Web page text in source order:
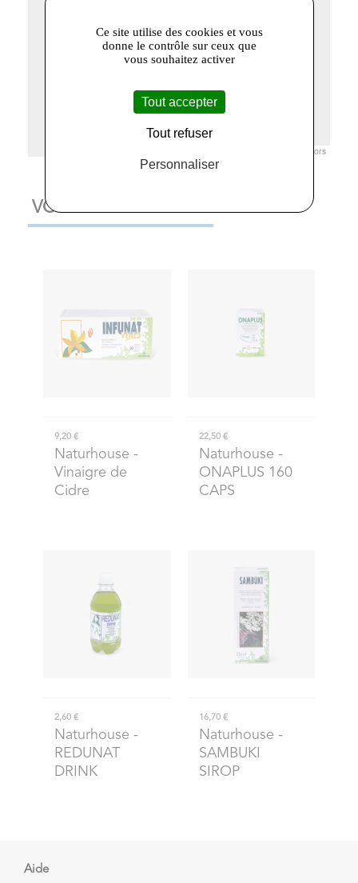
contributors
VOUS AIMEREZ AUSSI
9,20 €
Naturhouse -
Vinaigre de
Cidre
22,50 €
Naturhouse -
ONAPLUS 160
CAPS
2,60 €
Naturhouse -
REDUNAT
DRINK
16,70 €
Naturhouse -
SAMBUKI
SIROP
Aide
Ce site utilise des cookies et vous
donne le contrôle sur ceux que
vous souhaitez activer
Tout accepter
Tout refuser
Personnaliser